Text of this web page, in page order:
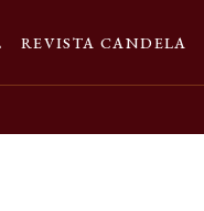
REVISTA CANDELA